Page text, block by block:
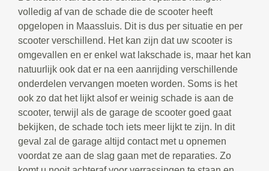
volledig af van de schade die de scooter heeft
opgelopen in Maassluis. Dit is dus per situatie en per
scooter verschillend. Het kan zijn dat uw scooter is
omgevallen en er enkel wat lakschade is, maar het kan
natuurlijk ook dat er na een aanrijding verschillende
onderdelen vervangen moeten worden. Soms is het
ook zo dat het lijkt alsof er weinig schade is aan de
scooter, terwijl als de garage de scooter goed gaat
bekijken, de schade toch iets meer lijkt te zijn. In dit
geval zal de garage altijd contact met u opnemen
voordat ze aan de slag gaan met de reparaties. Zo